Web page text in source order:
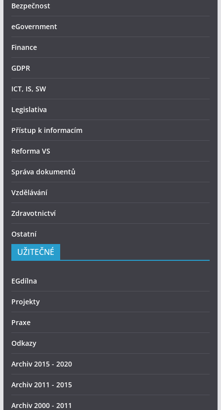
Bezpečnost
eGovernment
Finance
GDPR
ICT, IS, SW
Legislativa
Přístup k informacím
Reforma VS
Správa dokumentů
Vzdělávání
Zdravotnictví
Ostatní
UŽITEČNÉ
EGdílna
Projekty
Praxe
Odkazy
Archiv 2015 - 2020
Archiv 2011 - 2015
Archiv 2000 - 2011